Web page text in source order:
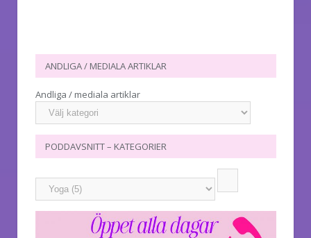
ANDLIGA / MEDIALA ARTIKLAR
Andliga / mediala artiklar
PODDAVSNITT – KATEGORIER